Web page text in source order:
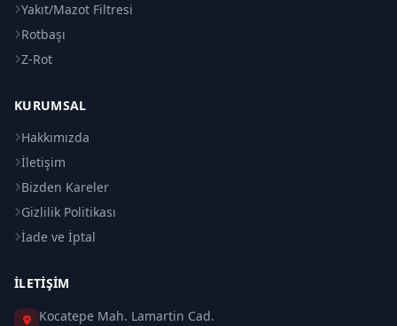
Yakıt/Mazot Filtresi
Rotbaşı
Z-Rot
KURUMSAL
Hakkımızda
İletişim
Bizden Kareler
Gizlilik Politikası
İade ve İptal
İLETIŞIM
Kocatepe Mah. Lamartin Cad.